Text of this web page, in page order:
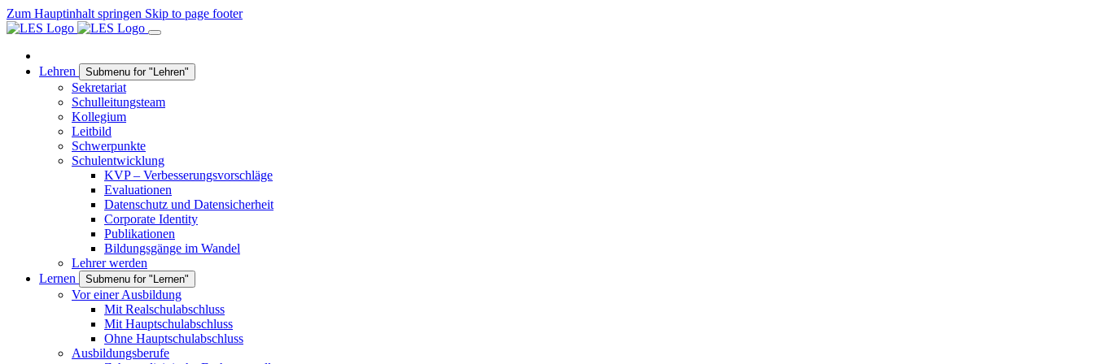
Zum Hauptinhalt springen Skip to page footer
Lehren Submenu for "Lehren"
Sekretariat
Schulleitungsteam
Kollegium
Leitbild
Schwerpunkte
Schulentwicklung
KVP – Verbesserungsvorschläge
Evaluationen
Datenschutz und Datensicherheit
Corporate Identity
Publikationen
Bildungsgänge im Wandel
Lehrer werden
Lernen
Submenu for "Lernen"
Vor einer Ausbildung
Mit Realschulabschluss
Mit Hauptschulabschluss
Ohne Hauptschulabschluss
Ausbildungsberufe